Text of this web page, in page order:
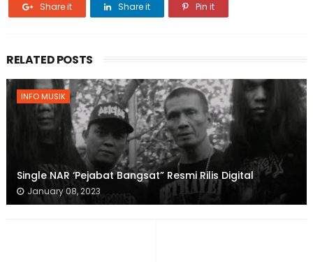
Share it Share it Pin it
RELATED POSTS
INFO MUSIK
Single NAR ‘Pejabat Bangsat” Resmi Rilis Digital
January 08, 2023